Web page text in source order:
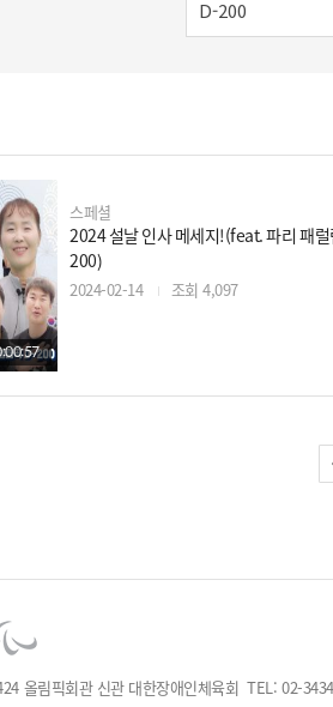
스페셜
2024 설날 인사 메세지!(feat. 파리 패
200)
2024-02-14 조회 4,097
올림픽회관 신관 대한장애인체육회 TEL: 02-